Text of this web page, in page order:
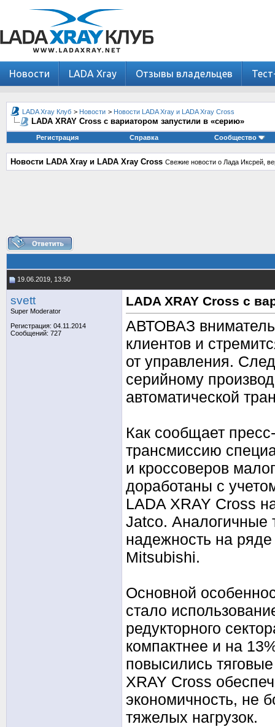
Новости LADA Xray Отзывы владельцев
LADA Xray Клуб > Новости > Новости LADA Xray и LADA Xray Cross
LADA XRAY Cross с вариатором запустили в «серию»
Регистрация Справка Сообщество
Новости LADA Xray и LADA Xray Cross Свежие новости о Лада Иксрей,
19.06.2019, 13:50
svett
Super Moderator
Регистрация: 04.11.2014
Сообщений: 727
LADA XRAY Cross с
АВТОВАЗ
клиентов и
от управления.
серийному
автоматической
Как сообщает
трансмиссию
и кроссоверов
доработаны с
LADA XRAY Cross
Jatco. Аналогичные
надежность на
Mitsubishi.
Основной
стало
редукторного
компактнее и на
повысились
XRAY Cross
экономичность, не
тяжелых нагрузок.